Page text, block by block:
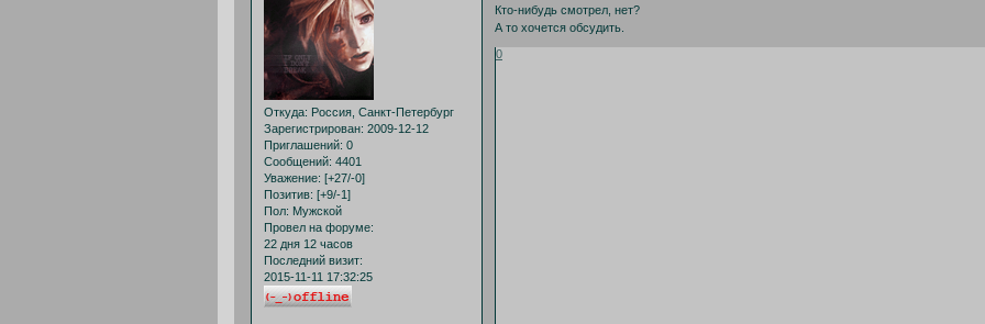
Откуда: Россия, Санкт-Петербург
Зарегистрирован: 2009-12-12
Приглашений: 0
Сообщений: 4401
Уважение: [+27/-0]
Позитив: [+9/-1]
Пол: Мужской
Провел на форуме:
22 дня 12 часов
Последний визит:
2015-11-11 17:32:25
Кто-нибудь смотрел, нет?
А то хочется обсудить.
0